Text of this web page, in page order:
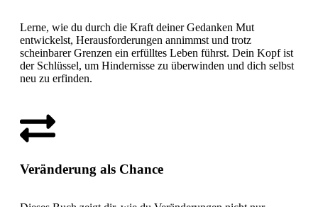
Lerne, wie du durch die Kraft deiner Gedanken Mut
entwickelst, Herausforderungen annimmst und trotz
scheinbarer Grenzen ein erfülltes Leben führst. Dein Kopf ist
der Schlüssel, um Hindernisse zu überwinden und dich selbst
neu zu erfinden.
Veränderung als Chance